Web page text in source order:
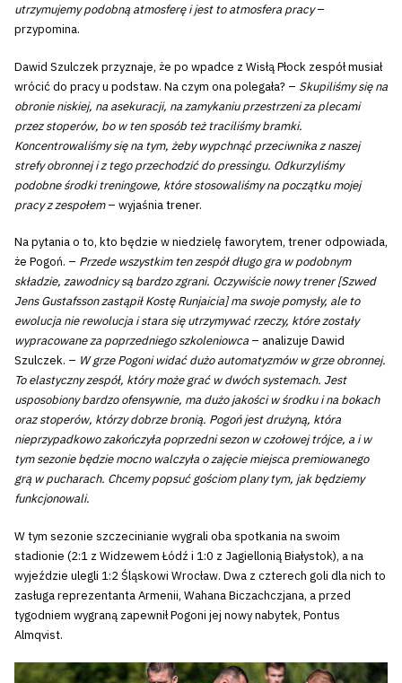
utrzymujemy podobną atmosferę i jest to atmosfera pracy–
przypomina.
Dawid Szulczek przyznaje, że po wpadce z Wisłą Płock zespół musiał
wrócić do pracy u podstaw. Na czym ona polegała? – Skupiliśmy się na
obronie niskiej, na asekuracji, na zamykaniu przestrzeni za plecami
przez stoperów, bo w ten sposób też traciliśmy bramki.
Koncentrowaliśmy się na tym, żeby wypchnąć przeciwnika z naszej
strefy obronnej i z tego przechodzić do pressingu. Odkurzyliśmy
podobne środki treningowe, które stosowaliśmy na początku mojej
pracy z zespołem– wyjaśnia trener.
Na pytania o to, kto będzie w niedzielę faworytem, trener odpowiada,
że Pogoń. – Przede wszystkim ten zespół długo gra w podobnym
składzie, zawodnicy są bardzo zgrani. Oczywiście nowy trener [Szwed
Jens Gustafsson zastąpił Kostę Runjaicia] ma swoje pomysły, ale to
ewolucja nie rewolucja i stara się utrzymywać rzeczy, które zostały
wypracowane za poprzedniego szkoleniowca – analizuje Dawid
Szulczek. – W grze Pogoni widać dużo automatyzmów w grze obronnej.
To elastyczny zespół, który może grać w dwóch systemach. Jest
usposobiony bardzo ofensywnie, ma dużo jakości w środku i na bokach
oraz stoperów, którzy dobrze bronią. Pogoń jest drużyną, która
nieprzypadkowo zakończyła poprzedni sezon w czołowej trójce, a i w
tym sezonie będzie mocno walczyła o zajęcie miejsca premiowanego
grą w pucharach. Chcemy popsuć gościom plany tym, jak będziemy
funkcjonowali.
W tym sezonie szczecinianie wygrali oba spotkania na swoim
stadionie (2:1 z Widzewem Łódź i 1:0 z Jagiellonią Białystok), a na
wyjeździe ulegli 1:2 Śląskowi Wrocław. Dwa z czterech goli dla nich to
zasługa reprezentanta Armenii, Wahana Biczachczjana, a przed
tygodniem wygraną zapewnił Pogoni jej nowy nabytek, Pontus
Almqvist.